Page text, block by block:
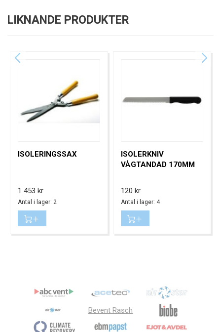
LIKNANDE PRODUKTER
ISOLERINGSSAX
Pris
1 453 kr
Antal i lager: 2
ISOLERKNIV
VÅGTANDAD 170MM
Pris
120 kr
Antal i lager: 4
Bevent Rasch